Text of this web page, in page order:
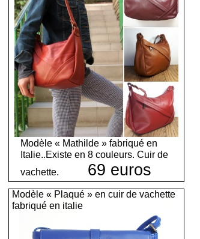
Modèle « Mathilde » fabriqué en
Italie..Existe en 8 couleurs. Cuir de
vachette. 69 euros
Modèle « Plaqué » en cuir de vachette
fabriqué en italie